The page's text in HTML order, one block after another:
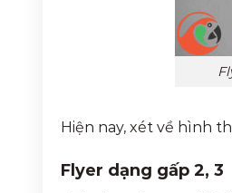
Hiện nay, xét về hình
Flyer dạng gấp 2, 3